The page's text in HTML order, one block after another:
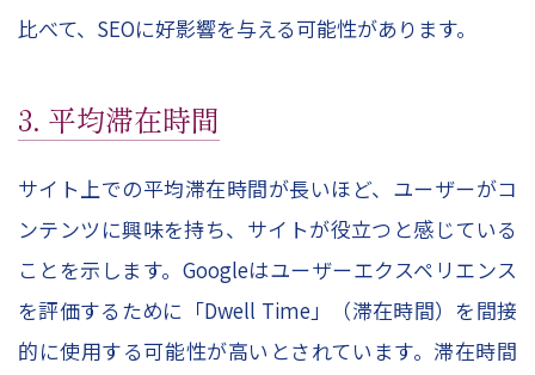
比べて、SEOに好影響を与える可能性があります。
3. 平均滞在時間
サイト上での平均滞在時間が長いほど、ユーザーがコ
ンテンツに興味を持ち、サイトが役立つと感じている
ことを示します。Googleはユーザーエクスペリエンス
を評価するために「Dwell Time」（滞在時間）を間接
的に使用する可能性が高いとされています。滞在時間